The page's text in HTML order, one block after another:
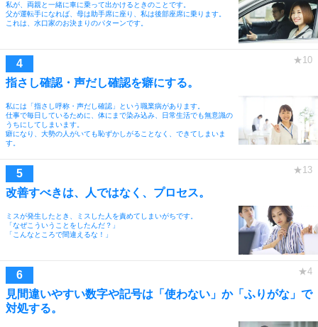
私が、両親と一緒に車に乗って出かけるときのことです。
父が運転手になれば、母は助手席に座り、私は後部座席に乗ります。
これは、水口家のお決まりのパターンです。
指さし確認・声だし確認を癖にする。
私には「指さし呼称・声だし確認」という職業病があります。
仕事で毎日しているために、体にまで染み込み、日常生活でも無意識の
うちにしてしまいます。
癖になり、大勢の人がいても恥ずかしがることなく、できてしまいま
す。
改善すべきは、人ではなく、プロセス。
ミスが発生したとき、ミスした人を責めてしまいがちです。
「なぜこういうことをしたんだ？」
「こんなところで間違えるな！」
見間違いやすい数字や記号は「使わない」か「ふりがな」で
対処する。